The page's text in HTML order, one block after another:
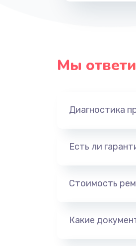
Мы
Диагностика
Есть ли
Стоимость
Какие